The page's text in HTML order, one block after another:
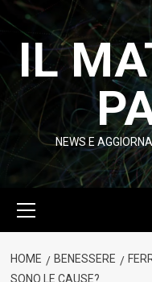
contenuto
IL
NEWS E
principale
HOME BENESSERE
SONO LE CAUSE?